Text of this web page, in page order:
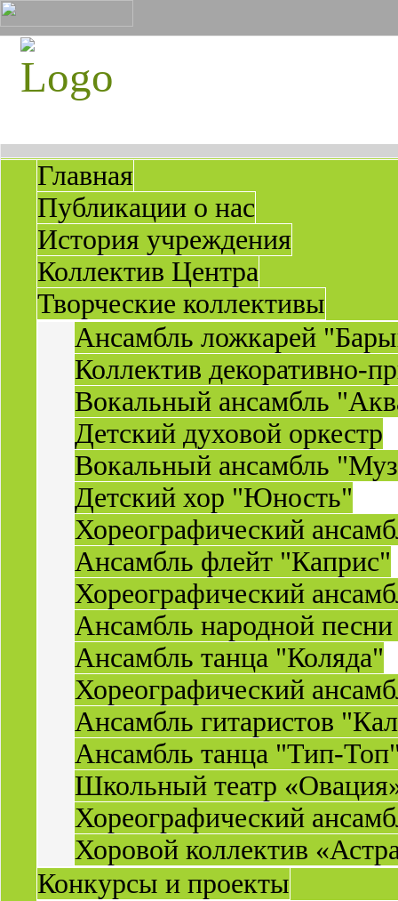
Главная
Публикации о нас
История учреждения
Коллектив Центра
Творческие коллективы
Ансамбль ложкарей
Коллектив декоративно-
Вокальный ансамбль
Детский духовой оркестр
Вокальный ансамбль
Детский хор "Юность"
Хореографический
Ансамбль флейт "Каприс"
Хореографический
Ансамбль народной
Ансамбль танца "Коляда"
Хореографический
Ансамбль гитаристов
Ансамбль танца "Тип-
Школьный театр
Хореографический
Хоровой коллектив
Конкурсы и проекты